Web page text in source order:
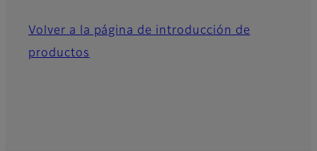
Volver a la página de introducción de
productos